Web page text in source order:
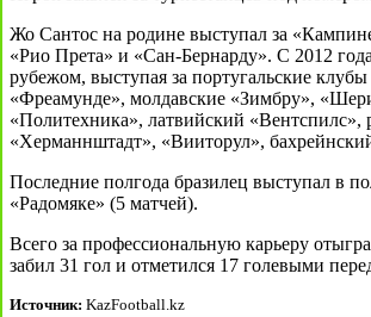
Жо Сантос на родине выступал за
«Рио Прета» и «Сан-Бернарду». С 2012 года
рубежом, выступая за португальские
«Фреамунде», молдавские «Зимбру»,
«Политехника», латвийский «Вентспилс»,
«Херманнштадт», «Вииторул»,
Последние полгода бразилец выступал в
«Радомяке» (5 матчей).
Всего за профессиональную карьеру
забил 31 гол и отметился 17 голевыми
Источник: KazFootball.kz